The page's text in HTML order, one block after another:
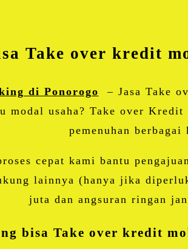
Take over kredit
di Ponorogo
– Jasa Take
modal usaha? Take over
pemenuhan berbagai
cepat kami bantu
lainnya (hanya jika
juta dan angsuran ringan
bisa Take over kredit